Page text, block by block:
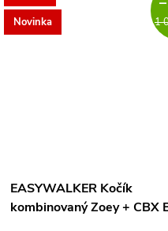
Novinka
1
EASYWALKER Kočík
kombinovaný Zoey + CBX